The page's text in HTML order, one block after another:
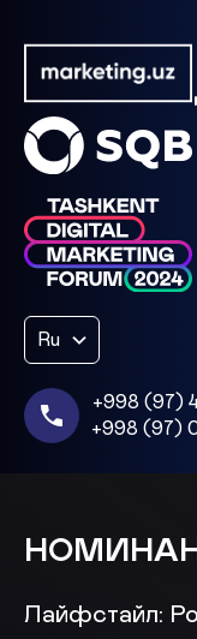
Ru
+998 (97)
+998 (97)
Лайфстайл: